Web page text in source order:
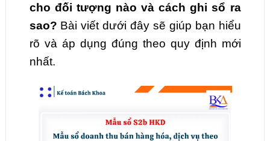
cho đối tượng nào và cách ghi sổ ra
sao? Bài viết dưới đây sẽ giúp bạn hiểu
rõ và áp dụng đúng theo quy định mới
nhất.